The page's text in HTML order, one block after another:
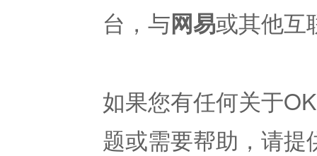
台，与网易或其他互
如果您有任何关于
题或需要帮助，请